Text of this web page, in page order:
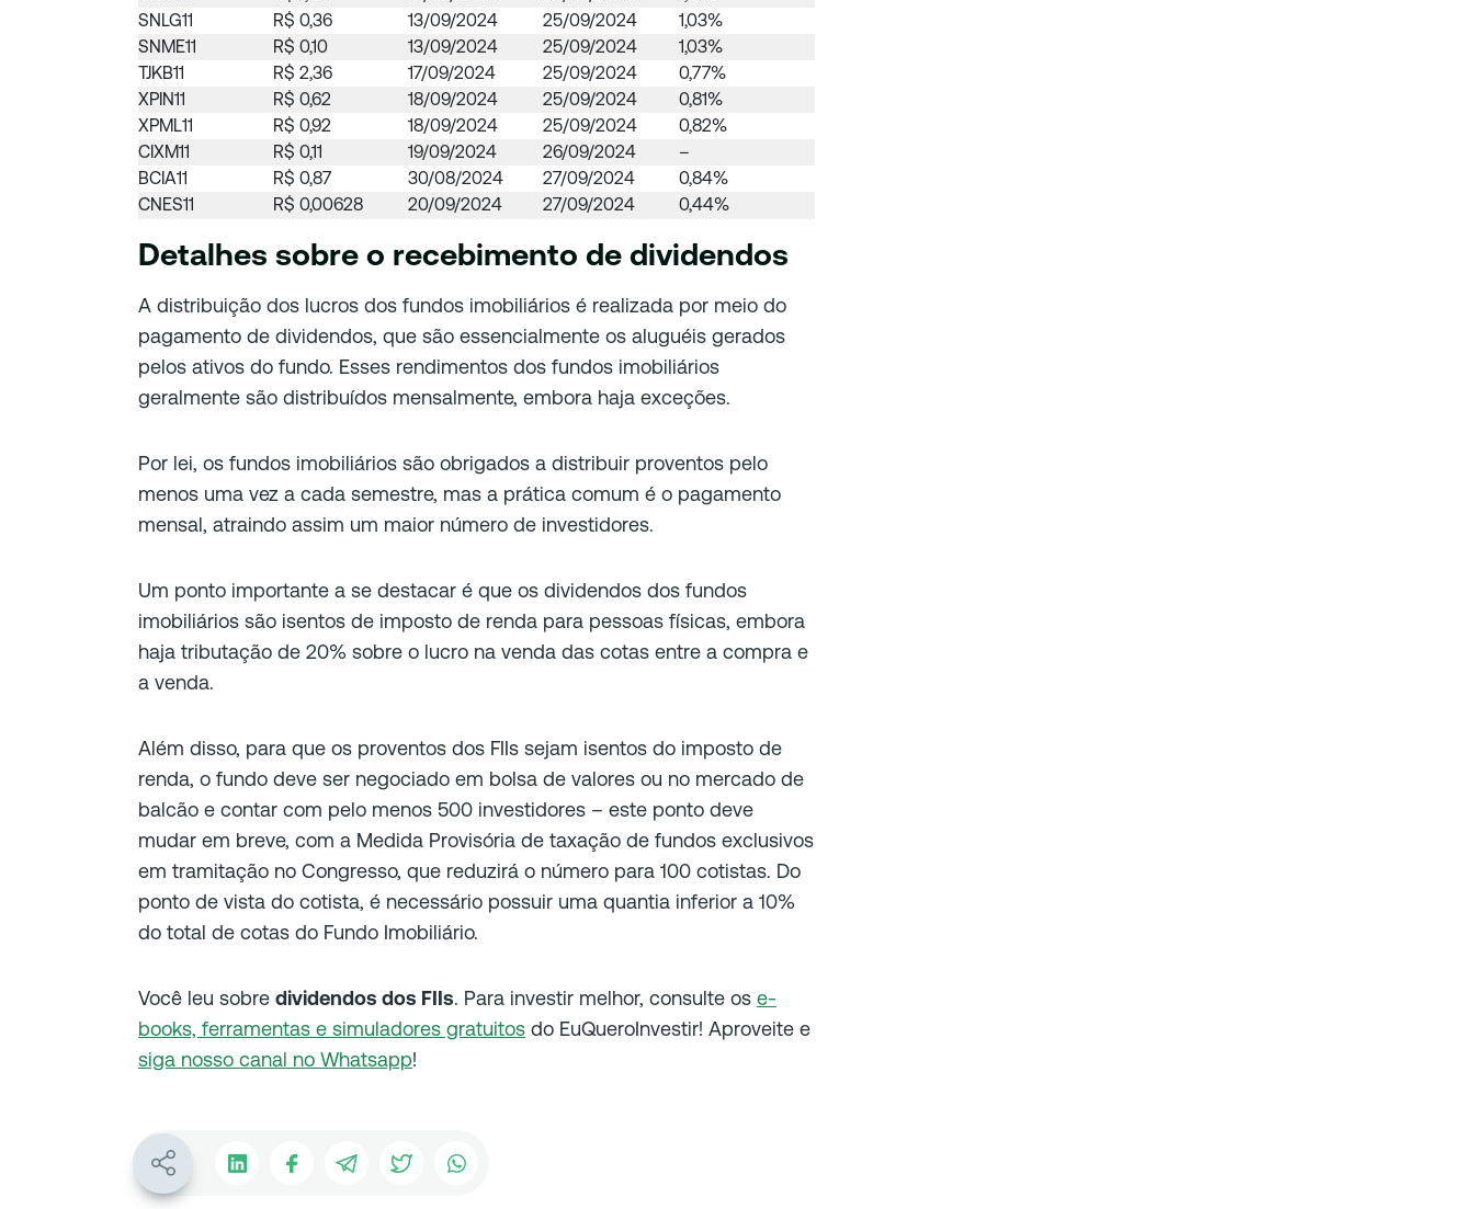
SNLG11
R$ 0,36 13/09/2024 25/09/2024
1,03%
SNME11
R$ 0,10 13/09/2024 25/09/2024
1,03%
TJKB11
R$ 2,36 17/09/2024 25/09/2024
0,77%
XPIN11
R$ 0,62 18/09/2024 25/09/2024
0,81%
XPML11
R$ 0,92 18/09/2024 25/09/2024
0,82%
CIXM11
R$ 0,11 19/09/2024 26/09/2024
–
BCIA11
R$ 0,87 30/08/2024 27/09/2024
0,84%
CNES11
R$ 0,00628 20/09/2024 27/09/2024 0,44%
Detalhes sobre o recebimento de dividendos
A distribuição dos lucros dos fundos imobiliários é realizada por meio do
pagamento de dividendos, que são essencialmente os aluguéis gerados
pelos ativos do fundo. Esses rendimentos dos fundos imobiliários
geralmente são distribuídos mensalmente, embora haja exceções.
Por lei, os fundos imobiliários são obrigados a distribuir proventos pelo
menos uma vez a cada semestre, mas a prática comum é o pagamento
mensal, atraindo assim um maior número de investidores.
Um ponto importante a se destacar é que os dividendos dos fundos
imobiliários são isentos de imposto de renda para pessoas físicas, embora
haja tributação de 20% sobre o lucro na venda das cotas entre a compra e
a venda.
Além disso, para que os proventos dos FIIs sejam isentos do imposto de
renda, o fundo deve ser negociado em bolsa de valores ou no mercado de
balcão e contar com pelo menos 500 investidores – este ponto deve
mudar em breve, com a Medida Provisória de taxação de fundos exclusivos
em tramitação no Congresso, que reduzirá o número para 100 cotistas. Do
ponto de vista do cotista, é necessário possuir uma quantia inferior a 10%
do total de cotas do Fundo Imobiliário.
Você leu sobre dividendos dos FIIs. Para investir melhor, consulte os e-
books, ferramentas e simuladores gratuitos do EuQueroInvestir! Aproveite e
siga nosso canal no Whatsapp!